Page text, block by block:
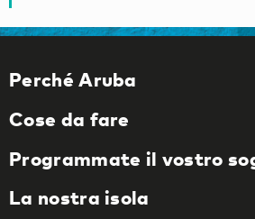
Perché Aruba
Cose da fare
Programmate il vostro
La nostra isola